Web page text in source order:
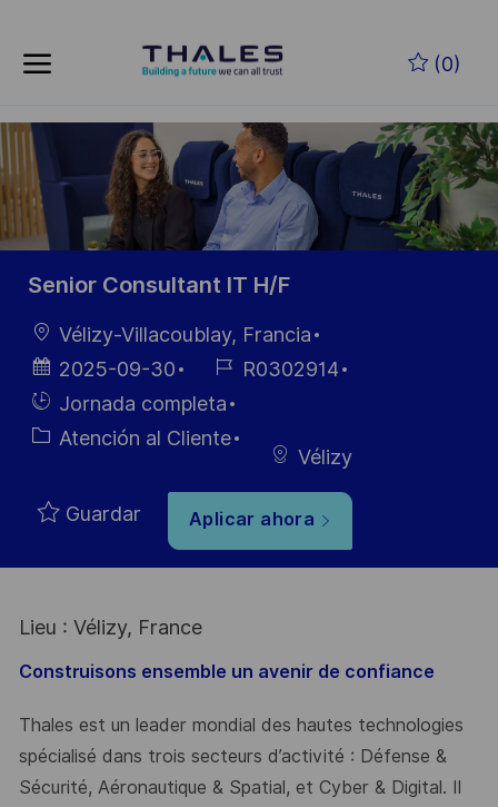
(0)
-
Senior Consultant IT H/F
Ubicación
Vélizy-Villacoublay, Francia
Fecha de
publicación
2025-09-30
ID de
empleo
R0302914
Hiring
Type
Jornada completa
Categoría
Atención al Cliente
Vélizy
Guardar Aplicar ahora
Lieu : Vélizy, France
Construisons ensemble un avenir de confiance
Thales est un leader mondial des hautes technologies
spécialisé dans trois secteurs d’activité : Défense &
Sécurité, Aéronautique & Spatial, et Cyber & Digital. Il